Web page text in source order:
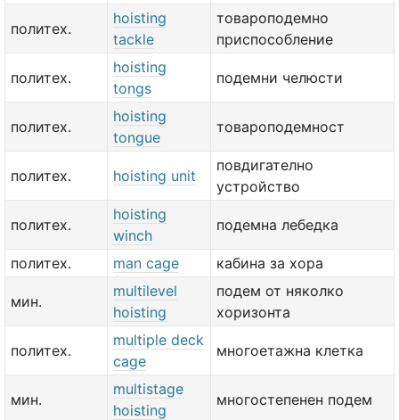
политех.
hoisting
tackle
товароподемно
приспособление
политех.
hoisting
tongs
подемни челюсти
политех.
hoisting
tongue
товароподемност
политех. hoisting unit
повдигателно
устройство
политех.
hoisting
winch
подемна лебедка
политех. man cage кабина за хора
мин.
multilevel
hoisting
подем от няколко
хоризонта
политех.
multiple deck
cage
многоетажна клетка
мин.
multistage
hoisting
многостепенен подем